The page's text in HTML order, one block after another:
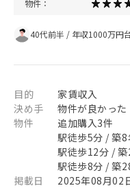
物件：
40代前半 / 年収1000万円
目的
家賃収入
決め手
物件が良かった
物件
追加購入3件
駅徒歩5分 / 築
駅徒歩12分 /
駅徒歩8分 / 築
掲載日
2025年08月02